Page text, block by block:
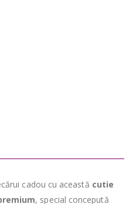
cadou cu această cutie
, special concepută